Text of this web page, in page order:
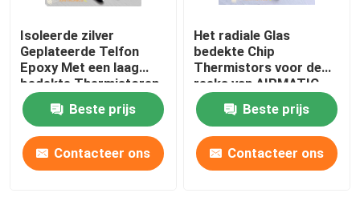
Isoleerde zilver
Geplateerde Telfon
Epoxy Met een laag
bedekte Thermistoren
voor Auto Seat
Verwarmend
Achteruitkijkspiegel en
Stuurwiel het
Verwarmen
Beste prijs
Contacteer ons
Het radiale Glas
bedekte Chip
Thermistors voor de
reeks van AIRMATIC
MF57 met
Hoofdgrootte 1.6mm &
2.3mm met een laag
Beste prijs
Contacteer ons